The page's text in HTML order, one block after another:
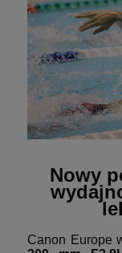
Nowy
Canon Europe